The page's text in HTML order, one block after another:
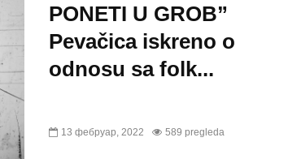
PONETI U GROB”
Pevačica iskreno o
odnosu sa folk...
13 фебруар, 2022 589 pregleda